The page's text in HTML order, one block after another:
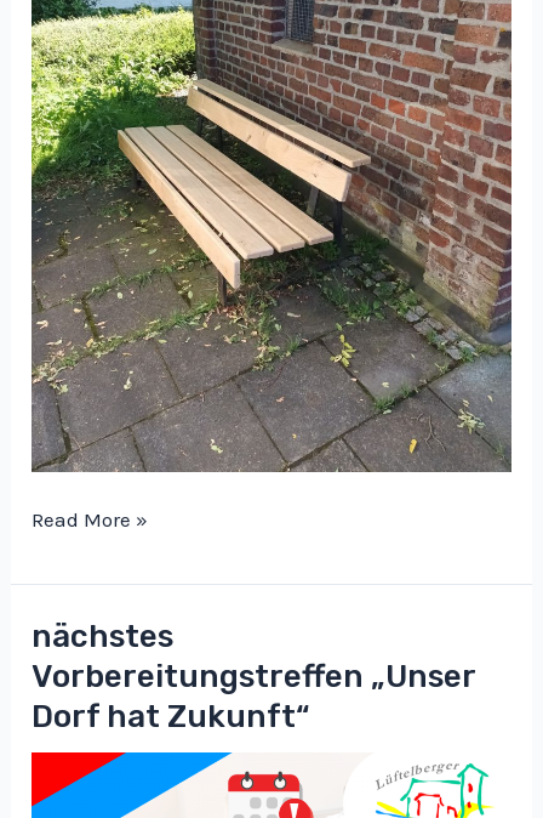
Erfolgreiches
von
drei
Bänken
in
Lüftelberg
Read More »
nächstes
Vorbereitungstreffen „Unser
Dorf hat Zukunft“